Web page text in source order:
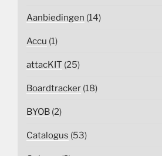
Aanbiedingen (14)
Accu (1)
attacKIT (25)
Boardtracker (18)
BYOB (2)
Catalogus (53)